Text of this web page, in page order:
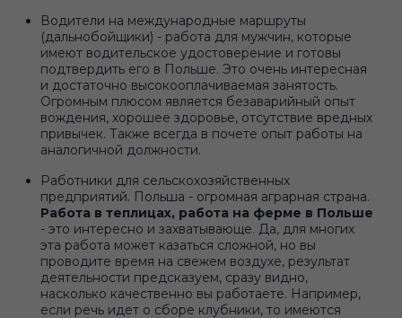
Водители на международные маршруты
(дальнобойщики) - работа для мужчин, которые
имеют водительское удостоверение и готовы
подтвердить его в Польше. Это очень интересная
и достаточно высокооплачиваемая занятость.
Огромным плюсом является безаварийный опыт
вождения, хорошее здоровье, отсутствие вредных
привычек. Также всегда в почете опыт работы на
аналогичной должности.
Работники для сельскохозяйственных
предприятий. Польша - огромная аграрная страна.
Работа в теплицах, работа на ферме в Польше
- это интересно и захватывающе. Да, для многих
эта работа может казаться сложной, но вы
проводите время на свежем воздухе, результат
деятельности предсказуем, сразу видно,
насколько качественно вы работаете. Например,
если речь идет о сборе клубники, то имеются